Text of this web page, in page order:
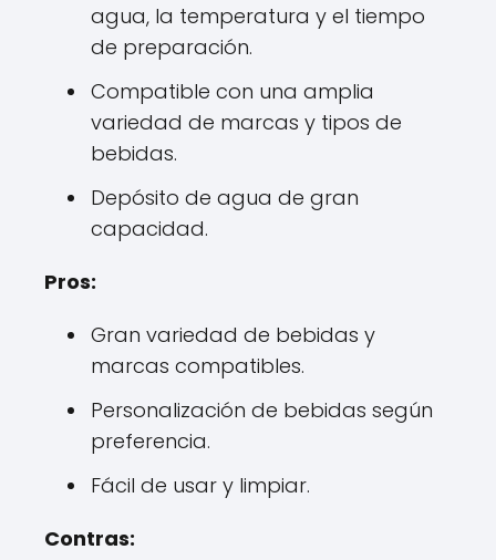
agua, la temperatura y el tiempo
de preparación.
Compatible con una amplia
variedad de marcas y tipos de
bebidas.
Depósito de agua de gran
capacidad.
Pros:
Gran variedad de bebidas y
marcas compatibles.
Personalización de bebidas según
preferencia.
Fácil de usar y limpiar.
Contras: